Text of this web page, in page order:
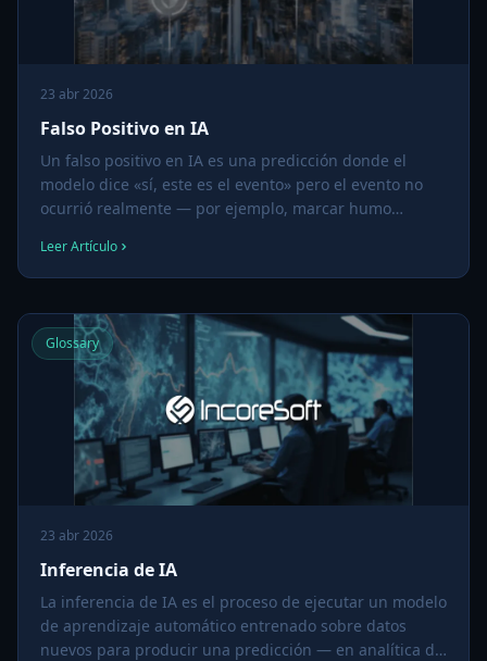
23 abr 2026
Falso Positivo en IA
Un falso positivo en IA es una predicción donde el
modelo dice «sí, este es el evento» pero el evento no
ocurrió realmente — por ejemplo, marcar humo
es un paraguas, o coincidir un rostro con la persona
equivocada. Gestionar falsos positivos es uno de los
video.
Leer Artículo
Glossary
23 abr 2026
Inferencia de IA
La inferencia de IA es el proceso de ejecutar un modelo
de aprendizaje automático entrenado sobre datos
nuevos para producir una predicción — en analítica de